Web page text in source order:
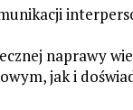
naprawy
jak i